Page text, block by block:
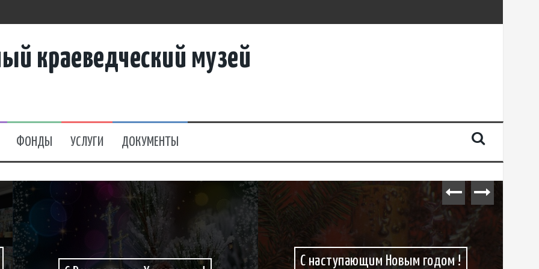
праздника
краеведческий музей
ФОНДЫ УСЛУГИ ДОКУМЕНТЫ
С наступающим Новым годом !